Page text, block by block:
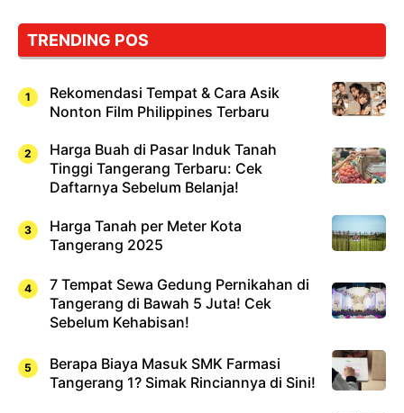
TRENDING POS
Rekomendasi Tempat & Cara Asik
Nonton Film Philippines Terbaru
Harga Buah di Pasar Induk Tanah
Tinggi Tangerang Terbaru: Cek
Daftarnya Sebelum Belanja!
Harga Tanah per Meter Kota
Tangerang 2025
7 Tempat Sewa Gedung Pernikahan di
Tangerang di Bawah 5 Juta! Cek
Sebelum Kehabisan!
Berapa Biaya Masuk SMK Farmasi
Tangerang 1? Simak Rinciannya di Sini!